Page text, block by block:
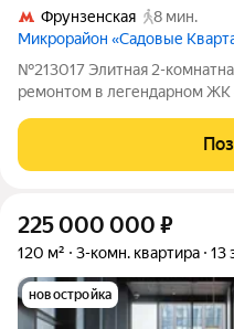
Фрунзенская
8 мин.
Микрорайон «Садовые
№213017 Элитная 2-
ремонтом в легендарном ЖК
двор. Вы получаете
света без уличного шума.
225 000 000 ₽
120 м² 3-комн. квартира 13
новостройка